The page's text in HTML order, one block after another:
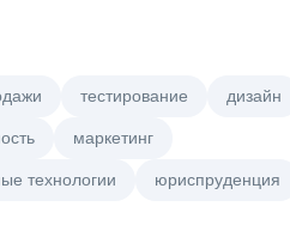
тестирование дизайн
маркетинг
технологии юриспруденция